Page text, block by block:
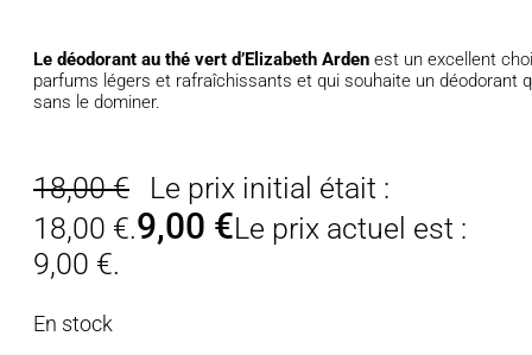
Le déodorant au thé vert d’Elizabeth Arden est un excellent
parfums légers et rafraîchissants et qui souhaite un déodorant
sans le dominer.
18,00€
Le prix initial était :
18,00 €.9,00 €Le prix actuel est :
9,00 €.
En stock